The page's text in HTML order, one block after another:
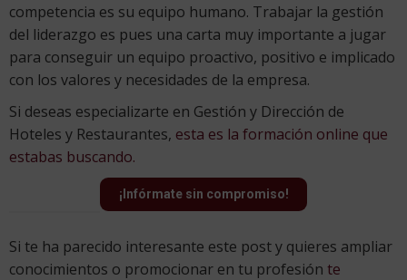
competencia es su equipo humano. Trabajar la gestión
del liderazgo es pues una carta muy importante a jugar
para conseguir un equipo proactivo, positivo e implicado
con los valores y necesidades de la empresa.
Si deseas especializarte en Gestión y Dirección de
Hoteles y Restaurantes, esta es la formación online que
estabas buscando.
¡Infórmate sin compromiso!
Si te ha parecido interesante este post y quieres ampliar
conocimientos o promocionar en tu profesión te